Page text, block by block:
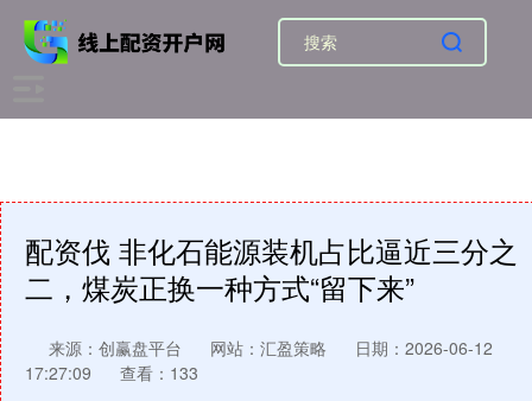
配资伐 非化石能源装机占比逼近三分之
二，煤炭正换一种方式“留下来”
来源：创赢盘平台 网站：汇盈策略
日期：2026-06-12
17:27:09
查看：133